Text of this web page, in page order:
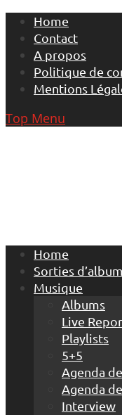
Skip
content
Home
Contact
A propos
Politique de
Mentions
Top Menu
Home
Sorties
Musique
Albums
Live
Playlists
5+5
Agenda
Agenda
Interview